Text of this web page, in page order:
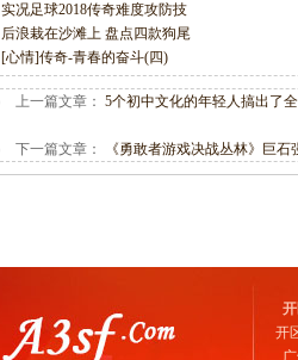
实况足球2018传奇难度攻防技
后浪栽在沙滩上 盘点四款狗尾
[心情]传奇-青春的奋斗(四)
上一篇文章： 5个初中文化的年轻人搞出了
下一篇文章： 《勇敢者游戏决战丛林》巨
开